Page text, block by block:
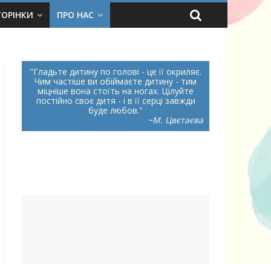
ПРО НАС
Гладьте дитину по голові - це її окриляє.
Чим частіше ви обіймаєте дитину - тим
міцніше вона стоїть на ногах. Цілуйте
постійно своє дитя - і в її серці завжди
буде любов.
~М. Цвєтаєва